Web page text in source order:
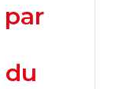
par